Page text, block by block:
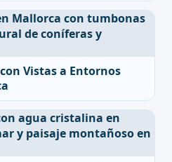
Vistas a Entornos